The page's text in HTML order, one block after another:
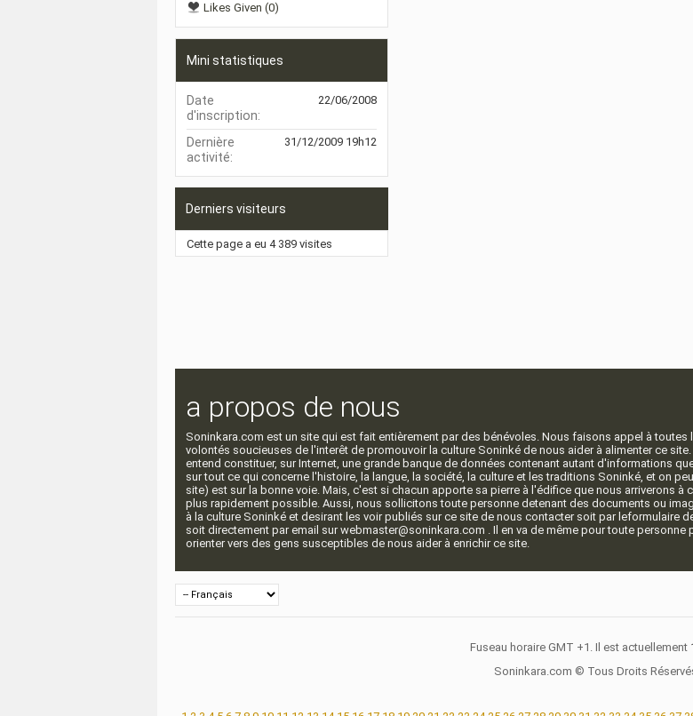
Likes Given (0)
Mini statistiques
Date
d'inscription
22/06/2008
Dernière
activité
31/12/2009 19h12
Derniers visiteurs
Cette page a eu 4 389 visites
a propos de nous
Soninkara.com est un site qui est fait entièrement par des bénévoles. Nous faisons appel à toutes
volontés soucieuses de l'interêt de promouvoir la culture Soninké de nous aider à alimenter ce site.
entend constituer, sur Internet, une grande banque de données contenant autant d'informations
sur tout ce qui concerne l'histoire, la langue, la société, la culture et les traditions Soninké, et on
site) est sur la bonne voie. Mais, c'est si chacun apporte sa pierre à l'édifice que nous arriverons à
plus rapidement possible. Aussi, nous sollicitons toute personne detenant des documents ou
à la culture Soninké et desirant les voir publiés sur ce site de nous contacter soit par leformulaire
soit directement par email sur webmaster@soninkara.com . Il en va de même pour toute personne
orienter vers des gens susceptibles de nous aider à enrichir ce site.
Fuseau horaire GMT +1. Il est actuellement
Soninkara.com © Tous Droits